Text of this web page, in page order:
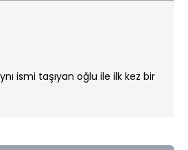
ismi taşıyan oğlu ile ilk kez bir